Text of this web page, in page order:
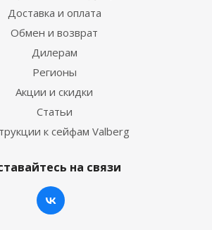
Доставка и оплата
Обмен и возврат
Дилерам
Регионы
Акции и скидки
Статьи
к сейфам Valberg
на связи